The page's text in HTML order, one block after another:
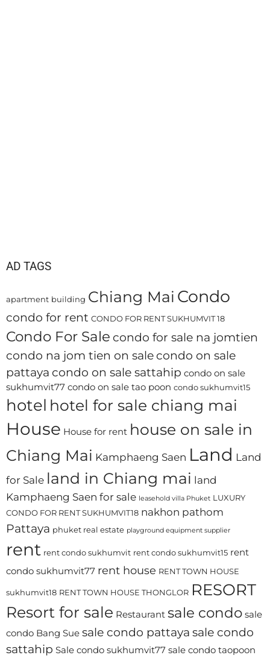
AD TAGS
apartment building Chiang Mai Condo
condo for rent CONDO FOR RENT SUKHUMVIT 18
Condo For Sale condo for sale na jomtien
condo na jom tien on sale condo on sale
pattaya condo on sale sattahip condo on sale
sukhumvit77 condo on sale tao poon condo sukhumvit15
hotel hotel for sale chiang mai
House House for rent house on sale in
Chiang Mai Kamphaeng Saen Land Land
for Sale land in Chiang mai land
Kamphaeng Saen for sale leasehold villa Phuket LUXURY
CONDO FOR RENT SUKHUMVIT18 nakhon pathom
Pattaya phuket real estate playground equipment supplier
rent rent condo sukhumvit rent condo sukhumvit15 rent
condo sukhumvit77 rent house RENT TOWN HOUSE
sukhumvit18 RENT TOWN HOUSE THONGLOR RESORT
Resort for sale Restaurant sale condo sale
condo Bang Sue sale condo pattaya sale condo
sattahip Sale condo sukhumvit77 sale condo taopoon